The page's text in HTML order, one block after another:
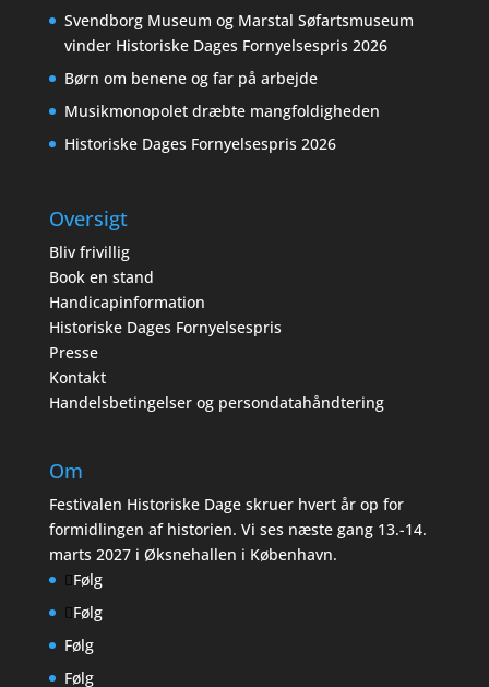
Svendborg Museum og Marstal Søfartsmuseum
vinder Historiske Dages Fornyelsespris 2026
Børn om benene og far på arbejde
Musikmonopolet dræbte mangfoldigheden
Historiske Dages Fornyelsespris 2026
Oversigt
Bliv frivillig
Book en stand
Handicapinformation
Historiske Dages Fornyelsespris
Presse
Kontakt
Handelsbetingelser og persondatahåndtering
Om
Festivalen Historiske Dage skruer hvert år op for
formidlingen af historien. Vi ses næste gang 13.-14.
marts 2027 i Øksnehallen i København.
Følg
Følg
Følg
Følg